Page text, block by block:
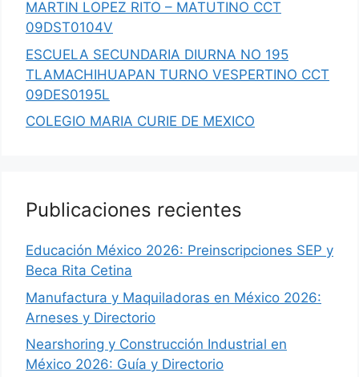
MARTIN LOPEZ RITO – MATUTINO CCT
09DST0104V
ESCUELA SECUNDARIA DIURNA NO 195
TLAMACHIHUAPAN TURNO VESPERTINO CCT
09DES0195L
COLEGIO MARIA CURIE DE MEXICO
Publicaciones recientes
Educación México 2026: Preinscripciones SEP y
Beca Rita Cetina
Manufactura y Maquiladoras en México 2026:
Arneses y Directorio
Nearshoring y Construcción Industrial en
México 2026: Guía y Directorio